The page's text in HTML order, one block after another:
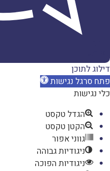
דילוג לתוכן
פתח סרגל נגישות
כלי נגישות
הגדל טקסט
הקטן טקסט
גווני אפור
ניגודיות גבוהה
ניגודיות הפוכה